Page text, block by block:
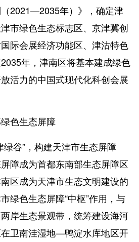
2021—2035年）》，确定津
市绿色生态标志区、京津冀创
际会展经济功能区、津沽特色
年，津南区将基本建成绿色
活力的中国式现代化科创会展
色生态屏障
谷”，构建天津市生态屏障
障成为首都东南部生态屏障区
区成为天津市生态文明建设的
绿色生态屏障“中枢”作用，与
岸生态景观带，统筹建设海河
卫南洼湿地—鸭淀水库地区开